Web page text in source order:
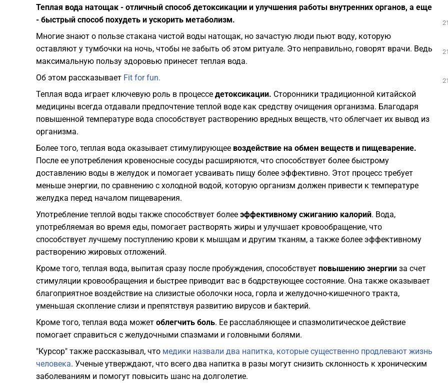
Теплая вода натощак - отличный способ детоксикации и улучшения работы внутренних органов, а еще
- быстрый способ похудеть и ускорить метаболизм.
Многие знают о пользе стакана чистой воды натощак, но зачастую люди пьют воду, которую
оставляют у тумбочки на ночь, чтобы не забыть об этом ритуале. Это неправильно, говорят врачи. Ведь
максимальную пользу здоровью принесет теплая вода.
Об этом рассказывает Fit for fun.
Теплая вода играет ключевую роль в процессе детоксикации. Сторонники традиционной китайской
медицины всегда отдавали предпочтение теплой воде как средству очищения организма. Благодаря
повышенной температуре вода способствует растворению вредных веществ, что облегчает их вывод из
организма.
Более того, теплая вода оказывает стимулирующее воздействие на обмен веществ и пищеварение.
После ее употребления кровеносные сосуды расширяются, что способствует более быстрому
доставлению воды в желудок и помогает усваивать пищу более эффективно. Этот процесс требует
меньше энергии, по сравнению с холодной водой, которую организм должен привести к температуре
желудка перед началом пищеварения.
Употребление теплой воды также способствует более эффективному сжиганию калорий. Вода,
употребляемая во время еды, помогает растворять жиры и улучшает кровообращение, что
способствует лучшему поступлению крови к мышцам и другим тканям, а также более эффективному
растворению жировых отложений.
Кроме того, теплая вода, выпитая сразу после пробуждения, способствует повышению энергии за счет
стимуляции кровообращения и быстрее приводит вас в бодрствующее состояние. Она также оказывает
благоприятное воздействие на слизистые оболочки носа, горла и желудочно-кишечного тракта,
уменьшая скопление слизи и препятствуя развитию вирусов и бактерий.
Кроме того, теплая вода может облегчить боль. Ее расслабляющее и спазмолитическое действие
помогает справиться с желудочными спазмами и головными болями.
"Курсор" также рассказывал, что медики назвали два напитка, которые существенно продлевают жизнь
человека. Ученые утверждают, что всего два напитка в разы могут снизить склонность к хроническим
заболеваниям и помогут повысить шанс на долголетие.